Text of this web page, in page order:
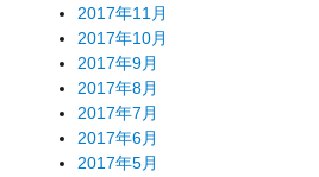
2017年11月
2017年10月
2017年9月
2017年8月
2017年7月
2017年6月
2017年5月